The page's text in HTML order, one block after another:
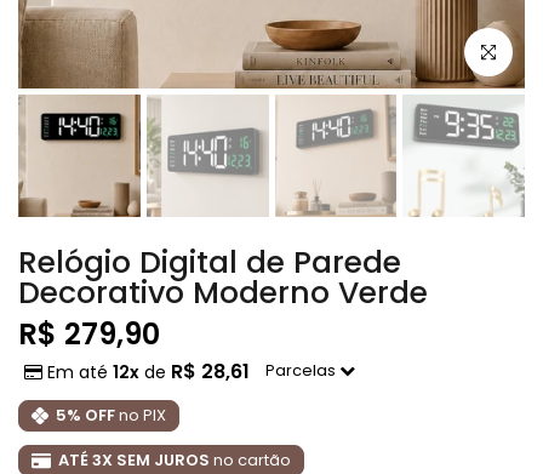
Clique
Relógio Digital de Parede
Decorativo Moderno Verde
R$ 279,90
Em até 12x de R$ 28,61
Parcelas
5% OFFno PIX
ATÉ 3X SEM JUROS no cartão